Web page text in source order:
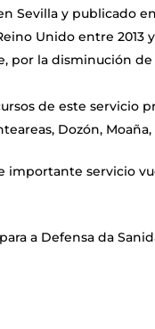
Sevilla y publicado
Unido entre 2013
por la disminución
de este servicio
Dozón, Moaña,
importante servicio
a Defensa da